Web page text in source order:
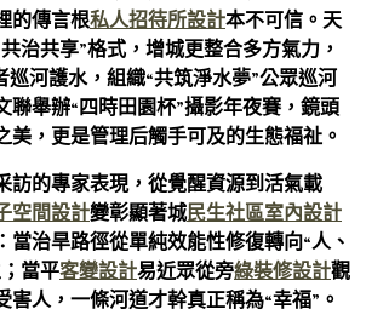
的傳言根私人招待所設計本不可信。天
治共享”格式，增城更整合多方氣力，
巡河護水，組織“共筑淨水夢”公眾巡河
聯舉辦“四時田園杯”攝影年夜賽，鏡頭
美，更是管理后觸手可及的生態福祉。
訪的專家表現，從覺醒資源到活氣載
空間設計變彰顯著城民生社區室內設計
當治旱路徑從單純效能性修復轉向“人、
當平客變設計易近眾從旁綠裝修設計觀
害人，一條河道才幹真正稱為“幸福”。